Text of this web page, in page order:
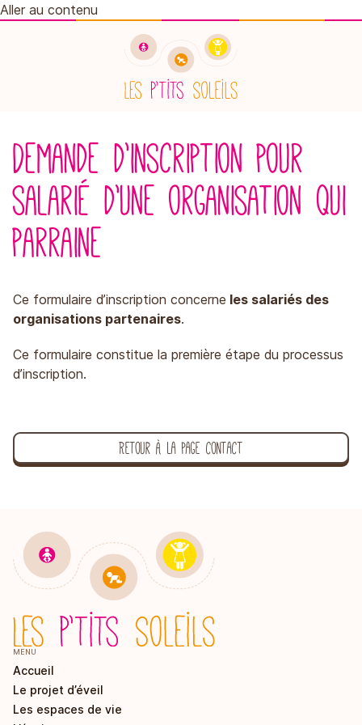
Aller au contenu
Demande d’inscription pour
salarié d’une organisation qui
parraine
Ce formulaire d’inscription concerne les salariés des
organisations partenaires.
Ce formulaire constitue la première étape du processus
d’inscription.
Retour à la page contact
MENU
Accueil
Le projet d’éveil
Les espaces de vie